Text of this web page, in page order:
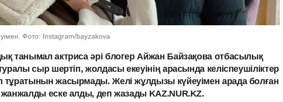
Фото: Instagram/bayzakova
танымал актриса әрі блогер Айжан Байзақова отбасылық
сыр шертіп, жолдасы екеуінің арасында келіспеушіліктер
тұратынын жасырмады. Желі жұлдызы күйеуімен арада болған
жанжалды еске алды, деп жазады KAZ.NUR.KZ.